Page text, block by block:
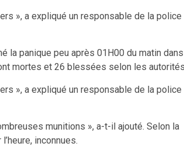
», a expliqué un responsable de la police
la panique peu après 01H00 du matin dans
mortes et 26 blessées selon les
», a expliqué un responsable de la police
munitions », a-t-il ajouté. Selon la
inconnues.